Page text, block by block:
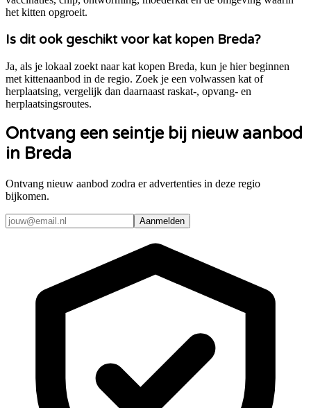
het kitten opgroeit.
Is dit ook geschikt voor kat kopen Breda?
Ja, als je lokaal zoekt naar kat kopen Breda, kun je hier beginnen
met kittenaanbod in de regio. Zoek je een volwassen kat of
herplaatsing, vergelijk dan daarnaast raskat-, opvang- en
herplaatsingsroutes.
Ontvang een seintje bij nieuw aanbod
in Breda
Ontvang nieuw aanbod zodra er advertenties in deze regio
bijkomen.
Aanmelden